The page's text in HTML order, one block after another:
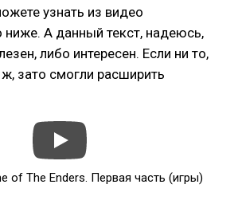
узнать из видео
ниже. А данный текст, надеюсь,
либо интересен. Если ни то,
ж, зато смогли расширить
of The Enders. Первая часть (игры)